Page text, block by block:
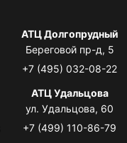
АТЦ Долгопрудный
Береговой пр-д, 5
+7 (495) 032-08-22
АТЦ Удальцова
ул. Удальцова, 60
+7 (499) 110-86-79